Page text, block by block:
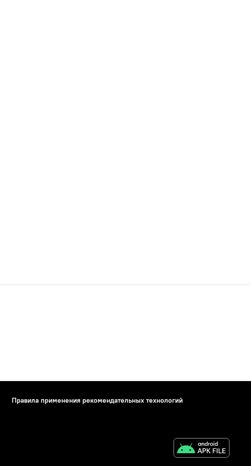
Правила применения рекомендательных технологий